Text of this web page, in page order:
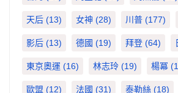
天后 (13) 女神 (28) 川普 (177)
影后 (13) 德國 (19) 拜登 (64)
東京奧運 (16) 林志玲 (19) 楊冪
歐盟 (12) 法國 (31) 泰勒絲 (18)